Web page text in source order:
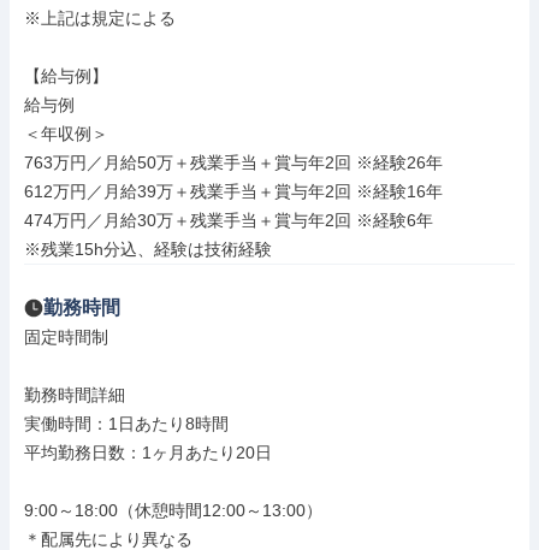
※上記は規定による
【給与例】
給与例
＜年収例＞
763万円／⽉給50万＋残業⼿当＋賞与年2回 ※経験26年
612万円／⽉給39万＋残業⼿当＋賞与年2回 ※経験16年
474万円／⽉給30万＋残業⼿当＋賞与年2回 ※経験6年
※残業15h分込、経験は技術経験
勤務時間
固定時間制
勤務時間詳細
実働時間：1日あたり8時間
平均勤務日数：1ヶ月あたり20日
9:00～18:00（休憩時間12:00～13:00）
＊配属先により異なる